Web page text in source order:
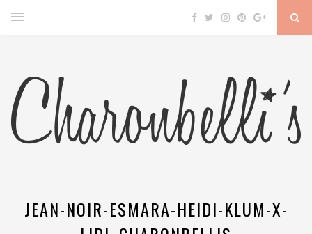
JEAN-NOIR-ESMARA-HEIDI-KLUM-X-